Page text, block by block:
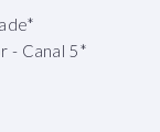
- Canal 5*